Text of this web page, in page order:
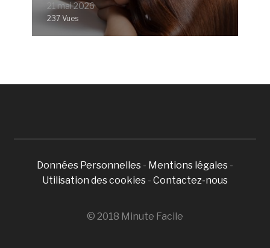
21 mai 2026
237 Vues
Données Personnelles - Mentions légales -
Utilisation des cookies - Contactez-nous
© 2018 Minute Facile